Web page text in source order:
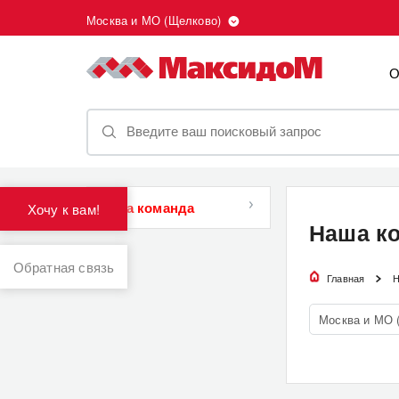
Москва и МО (Щелково)
Наша команда
Наша
Главная
Москва и МО
Хочу к вам!
Обратная связь